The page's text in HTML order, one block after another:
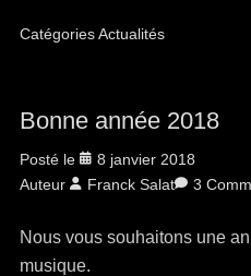
CatégoriesActualités
Bonne année 2018
Posté le
8 janvier 2018
Auteur
Franck Salat 3
Nous vous souhaitons une
musique.